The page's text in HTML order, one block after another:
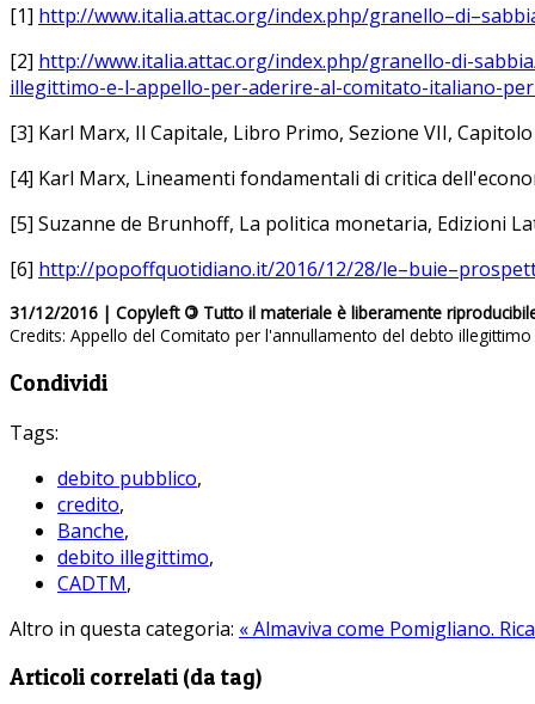
[1] http://www.italia.attac.org/index.php/
[2] http://www.italia.attac.org/index.php/granello-di-
illegittimo-e-l-appello-per-aderire-al-comitato-italiano-
[3] Karl Marx, Il Capitale, Libro Primo, Sezione VII,
[4] Karl Marx, Lineamenti fondamentali di critica
[5] Suzanne de Brunhoff, La politica monetaria, Edizioni
[6] http://popoffquotidiano.it/2016/12/28/
31/12/2016 | Copyleft © Tutto il materiale è liberamente
Credits: Appello del Comitato per l'annullamento del debto illegittimo
Condividi
Tags:
debito pubblico,
credito,
Banche,
debito illegittimo,
CADTM,
Altro in questa categoria: « Almaviva come Pomigliano.
Articoli correlati (da tag)